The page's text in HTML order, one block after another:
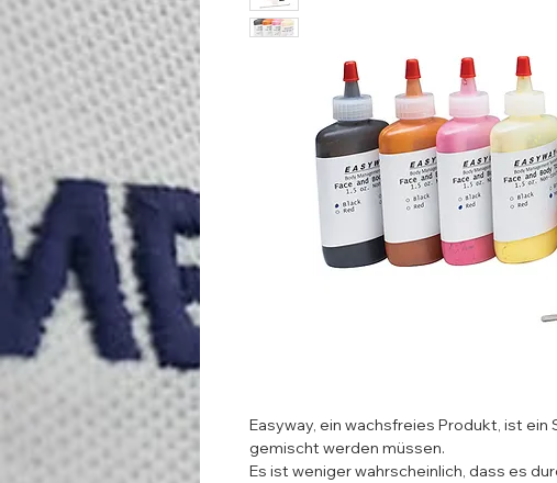
Easyway, ein wachsfreies Produkt, ist
gemischt werden müssen.
Es ist weniger wahrscheinlich, dass es